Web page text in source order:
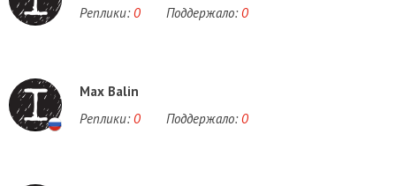
Реплики: 0 Поддержало: 0
Max Balin
Реплики: 0 Поддержало: 0